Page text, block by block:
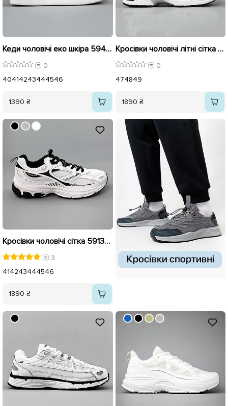
Кеди чоловічі еко шкіра 594916 Білі
0
40414243444546
1390 ₴
Кросівки чоловічі літні сітка великі 595205 Білі
0
474849
1890 ₴
Кросівки чоловічі сітка 591328 Білі
3
414243444546
1890 ₴